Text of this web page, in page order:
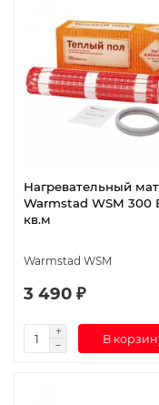
Нагревательный мат
Warmstad WSM 300
кв.м
Warmstad WSM
3 490 ₽
В